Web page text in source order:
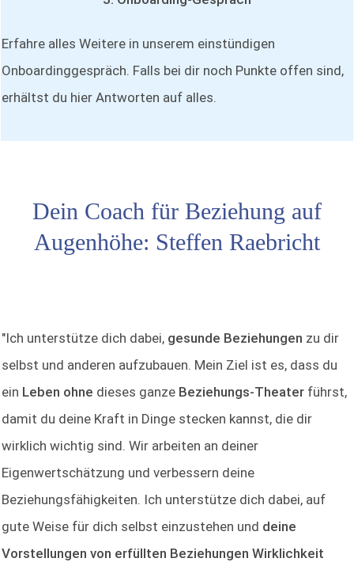
Erfahre alles Weitere in unserem einstündigen
Onboardinggespräch. Falls bei dir noch Punkte offen sind,
erhältst du hier Antworten auf alles.
Dein Coach für Beziehung auf
Augenhöhe: Steffen Raebricht
"Ich unterstütze dich dabei, gesunde Beziehungen zu dir
selbst und anderen aufzubauen. Mein Ziel ist es, dass du
ein Leben ohne dieses ganze Beziehungs-Theater führst,
damit du deine Kraft in Dinge stecken kannst, die dir
wirklich wichtig sind. Wir arbeiten an deiner
Eigenwertschätzung und verbessern deine
Beziehungsfähigkeiten. Ich unterstütze dich dabei, auf
gute Weise für dich selbst einzustehen und deine
Vorstellungen von erfüllten Beziehungen Wirklichkeit